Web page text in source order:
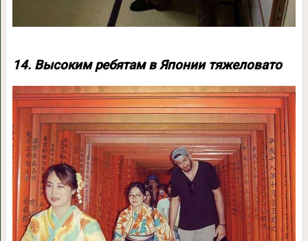
14. Высоким ребятам в Японии тяжеловато